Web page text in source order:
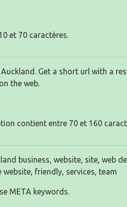
et 70 caractères.
Get a short url with a
the web.
contient entre 70 et 160
business, website, site, web
website, friendly, services, team
META keywords.